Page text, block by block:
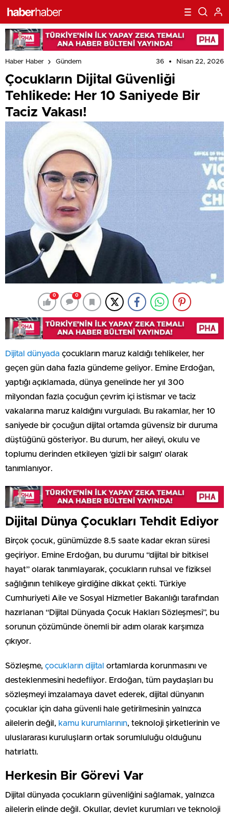
Haber Haber Gündem 36 Nisan 22, 2026
Çocukların Dijital Güvenliği
Tehlikede: Her 10 Saniyede Bir
Taciz Vakası!
0 0
Dijital dünyada çocukların maruz kaldığı tehlikeler, her
geçen gün daha fazla gündeme geliyor. Emine Erdoğan,
yaptığı açıklamada, dünya genelinde her yıl 300
milyondan fazla çocuğun çevrim içi istismar ve taciz
vakalarına maruz kaldığını vurguladı. Bu rakamlar, her 10
saniyede bir çocuğun dijital ortamda güvensiz bir duruma
düştüğünü gösteriyor. Bu durum, her aileyi, okulu ve
toplumu derinden etkileyen ‘gizli bir salgın’ olarak
tanımlanıyor.
Dijital Dünya Çocukları Tehdit Ediyor
Birçok çocuk, günümüzde 8.5 saate kadar ekran süresi
geçiriyor. Emine Erdoğan, bu durumu “dijital bir bitkisel
hayat” olarak tanımlayarak, çocukların ruhsal ve fiziksel
sağlığının tehlikeye girdiğine dikkat çekti. Türkiye
Cumhuriyeti Aile ve Sosyal Hizmetler Bakanlığı tarafından
hazırlanan “Dijital Dünyada Çocuk Hakları Sözleşmesi”, bu
sorunun çözümünde önemli bir adım olarak karşımıza
çıkıyor.
Sözleşme, çocukların dijital ortamlarda korunmasını ve
desteklenmesini hedefliyor. Erdoğan, tüm paydaşları bu
sözleşmeyi imzalamaya davet ederek, dijital dünyanın
çocuklar için daha güvenli hale getirilmesinin yalnızca
ailelerin değil, kamu kurumlarının, teknoloji şirketlerinin ve
uluslararası kuruluşların ortak sorumluluğu olduğunu
hatırlattı.
Herkesin Bir Görevi Var
Dijital dünyada çocukların güvenliğini sağlamak, yalnızca
ailelerin elinde değil. Okullar, devlet kurumları ve teknoloji